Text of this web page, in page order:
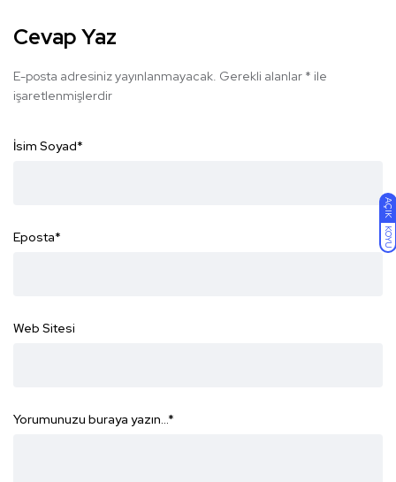
AÇIK
KOYU
Cevap Yaz
E-posta adresiniz yayınlanmayacak. Gerekli alanlar * ile
işaretlenmişlerdir
İsim Soyad*
Eposta*
Web Sitesi
Yorumunuzu buraya yazın...*